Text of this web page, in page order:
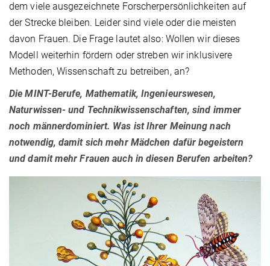
dem viele ausgezeichnete Forscherpersönlichkeiten auf
der Strecke bleiben. Leider sind viele oder die meisten
davon Frauen. Die Frage lautet also: Wollen wir dieses
Modell weiterhin fördern oder streben wir inklusivere
Methoden, Wissenschaft zu betreiben, an?
Die MINT-Berufe, Mathematik, Ingenieurswesen,
Naturwissen- und Technikwissenschaften, sind immer
noch männerdominiert. Was ist Ihrer Meinung nach
notwendig, damit sich mehr Mädchen dafür begeistern
und damit mehr Frauen auch in diesen Berufen arbeiten?